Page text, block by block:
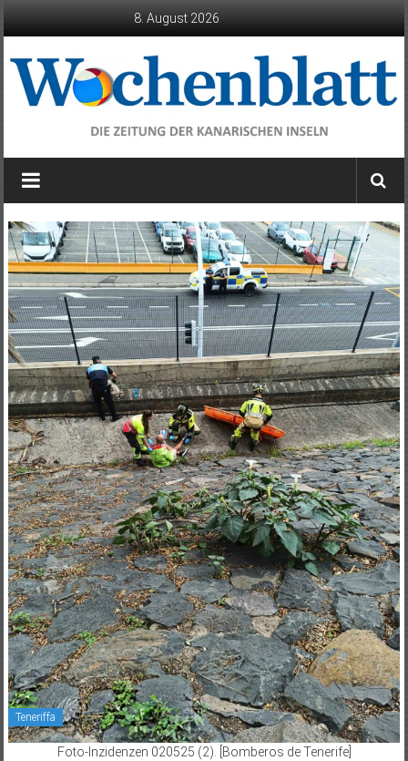
8. August 2026
Wochenblatt
die
der
Kanarischen
Inseln
Teneriffa
Foto-Inzidenzen 020525 (2). [Bomberos de Tenerife]